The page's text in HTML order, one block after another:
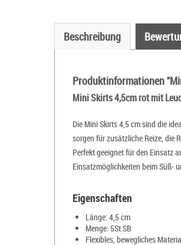
Beschreibung
Produktinformationen
Mini Skirts 4,5cm rot mit
Die Mini Skirts 4,5 cm sind die
sorgen für zusätzliche Reize, die
Perfekt geeignet für den Einsatz
Einsatzmöglichkeiten beim Süß-
Eigenschaften
Länge: 4,5 cm
Menge: 5St.SB
Flexibles, bewegliches